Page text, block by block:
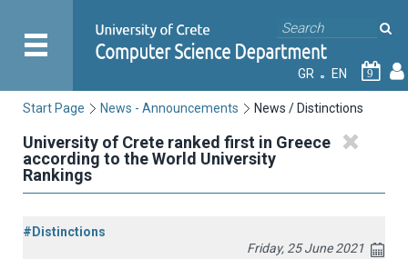
GR EN 9
Start Page News - Announcements News / Distinctions
University of Crete ranked first in Greece
according to the World University
Rankings
#Distinctions
Friday, 25 June 2021